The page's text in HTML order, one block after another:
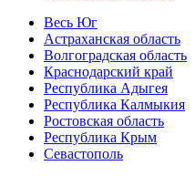
Весь Юг
Астраханская область
Волгоградская область
Краснодарский край
Республика Адыгея
Республика Калмыкия
Ростовская область
Республика Крым
Севастополь